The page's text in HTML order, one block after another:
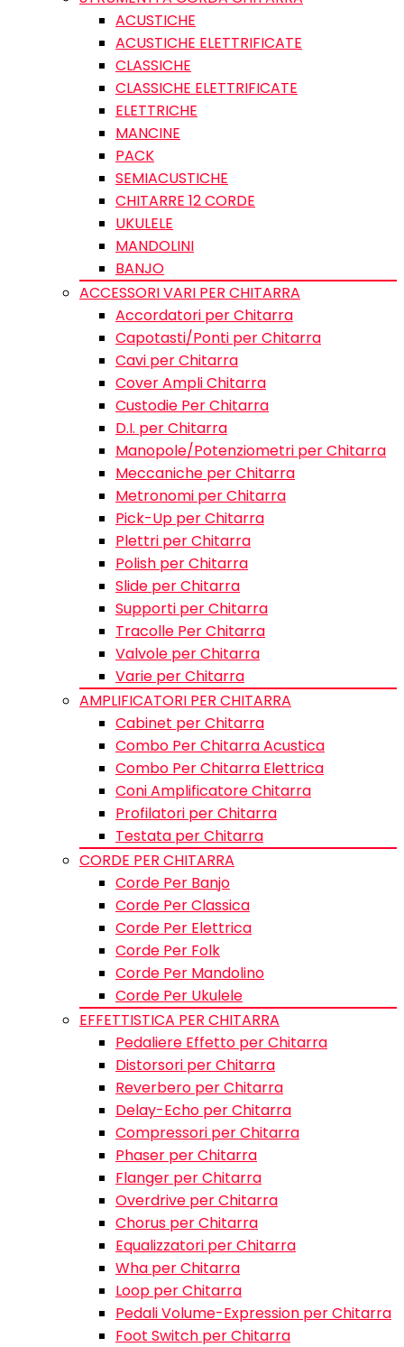
ACUSTICHE
ACUSTICHE ELETTRIFICATE
CLASSICHE
CLASSICHE ELETTRIFICATE
ELETTRICHE
MANCINE
PACK
SEMIACUSTICHE
CHITARRE 12 CORDE
UKULELE
MANDOLINI
BANJO
ACCESSORI VARI PER CHITARRA
Accordatori per Chitarra
Capotasti/Ponti per Chitarra
Cavi per Chitarra
Cover Ampli Chitarra
Custodie Per Chitarra
D.I. per Chitarra
Manopole/Potenziometri per Chitarra
Meccaniche per Chitarra
Metronomi per Chitarra
Pick-Up per Chitarra
Plettri per Chitarra
Polish per Chitarra
Slide per Chitarra
Supporti per Chitarra
Tracolle Per Chitarra
Valvole per Chitarra
Varie per Chitarra
AMPLIFICATORI PER CHITARRA
Cabinet per Chitarra
Combo Per Chitarra Acustica
Combo Per Chitarra Elettrica
Coni Amplificatore Chitarra
Profilatori per Chitarra
Testata per Chitarra
CORDE PER CHITARRA
Corde Per Banjo
Corde Per Classica
Corde Per Elettrica
Corde Per Folk
Corde Per Mandolino
Corde Per Ukulele
EFFETTISTICA PER CHITARRA
Pedaliere Effetto per Chitarra
Distorsori per Chitarra
Reverbero per Chitarra
Delay-Echo per Chitarra
Compressori per Chitarra
Phaser per Chitarra
Flanger per Chitarra
Overdrive per Chitarra
Chorus per Chitarra
Equalizzatori per Chitarra
Wha per Chitarra
Loop per Chitarra
Pedali Volume-Expression per Chitarra
Foot Switch per Chitarra